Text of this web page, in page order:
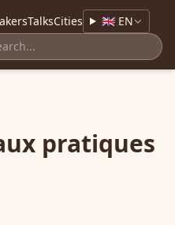
TalksCities 🇬🇧 EN
pratiques